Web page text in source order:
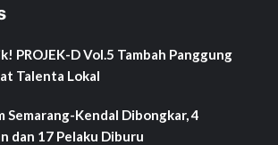
PROJEK-D Vol.5 Tambah Panggung
Talenta Lokal
Semarang-Kendal Dibongkar, 4
dan 17 Pelaku Diburu